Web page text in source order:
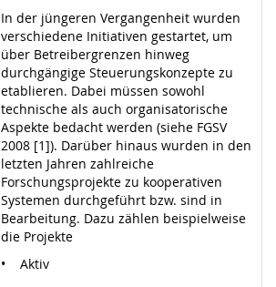
In der jüngeren Vergangenheit wurden
verschiedene Initiativen gestartet, um
über Betreibergrenzen hinweg
durchgängige Steuerungskonzepte zu
etablieren. Dabei müssen sowohl
technische als auch organisatorische
Aspekte bedacht werden (siehe FGSV
2008 [1]). Darüber hinaus wurden in den
letzten Jahren zahlreiche
Forschungsprojekte zu kooperativen
Systemen durchgeführt bzw. sind in
Bearbeitung. Dazu zählen beispielweise
die Projekte
• Aktiv